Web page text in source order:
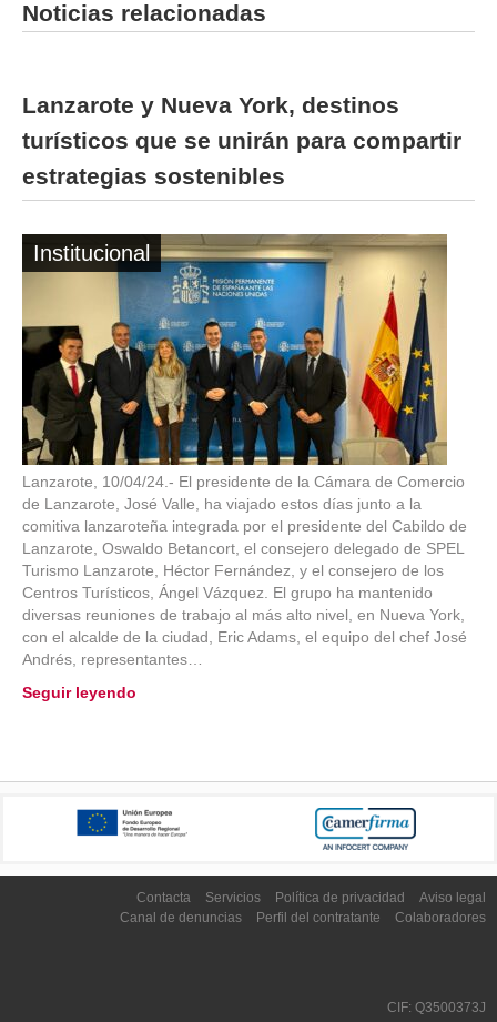
Noticias relacionadas
Lanzarote y Nueva York, destinos
turísticos que se unirán para compartir
estrategias sostenibles
Institucional
Lanzarote, 10/04/24.- El presidente de la Cámara de Comercio
de Lanzarote, José Valle, ha viajado estos días junto a la
comitiva lanzaroteña integrada por el presidente del Cabildo de
Lanzarote, Oswaldo Betancort, el consejero delegado de SPEL
Turismo Lanzarote, Héctor Fernández, y el consejero de los
Centros Turísticos, Ángel Vázquez. El grupo ha mantenido
diversas reuniones de trabajo al más alto nivel, en Nueva York,
con el alcalde de la ciudad, Eric Adams, el equipo del chef José
Andrés, representantes…
Seguir leyendo
Contacta Servicios Política de privacidad
Aviso legal
Canal de denuncias
Perfil del contratante Colaboradores
CIF: Q3500373J